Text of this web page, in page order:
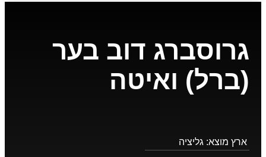
גרוסברג דוב בער
(ברל) ואיטה
ארץ מוצא: גליציה